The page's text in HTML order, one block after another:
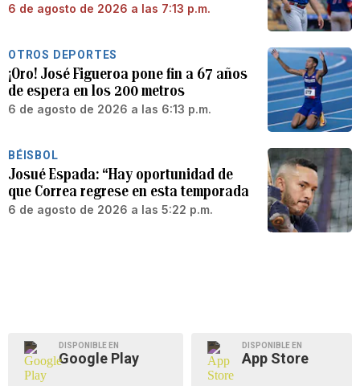
6 de agosto de 2026 a las 7:13 p.m.
OTROS DEPORTES
¡Oro! José Figueroa pone fin a 67 años
de espera en los 200 metros
6 de agosto de 2026 a las 6:13 p.m.
BÉISBOL
Josué Espada: “Hay oportunidad de
que Correa regrese en esta temporada
6 de agosto de 2026 a las 5:22 p.m.
DISPONIBLE EN
Google Play
DISPONIBLE EN
App Store